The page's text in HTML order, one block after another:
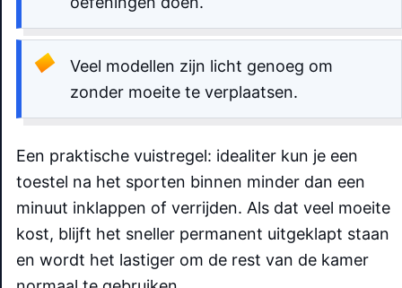
Veel modellen zijn licht genoeg om
zonder moeite te verplaatsen.
Een praktische vuistregel: idealiter kun je een
toestel na het sporten binnen minder dan een
minuut inklappen of verrijden. Als dat veel moeite
kost, blijft het sneller permanent uitgeklapt staan
en wordt het lastiger om de rest van de kamer